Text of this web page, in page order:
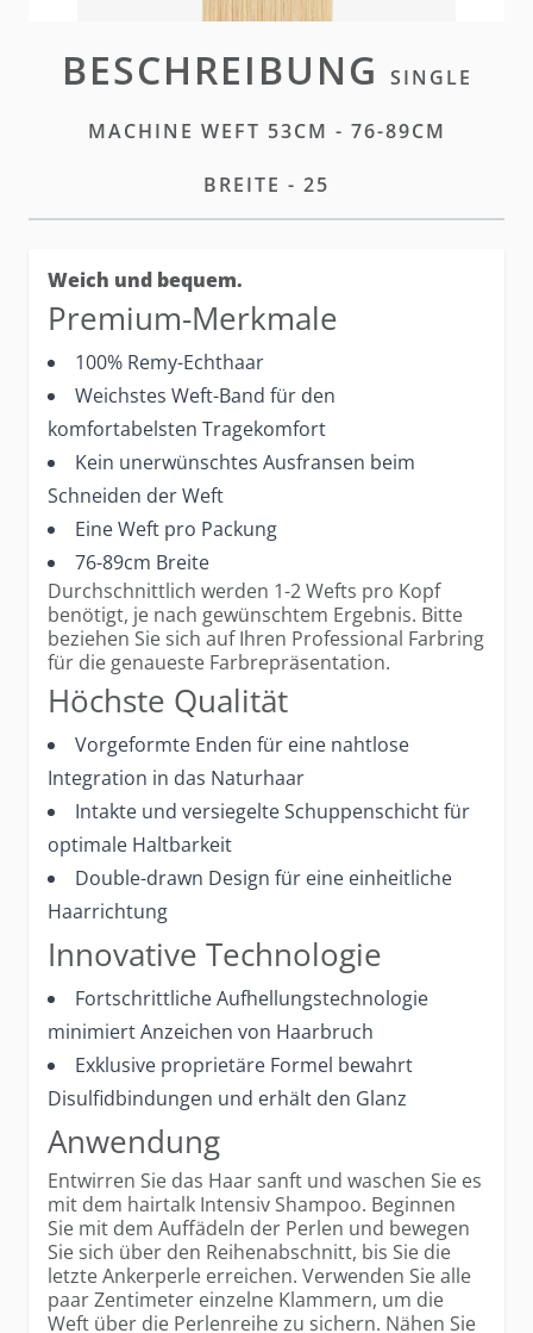
BESCHREIBUNG SINGLE
MACHINE WEFT 53CM - 76-89CM
BREITE - 25
Weich und bequem.
Premium-Merkmale
100% Remy-Echthaar
Weichstes Weft-Band für den
komfortabelsten Tragekomfort
Kein unerwünschtes Ausfransen beim
Schneiden der Weft
Eine Weft pro Packung
76-89cm Breite
Durchschnittlich werden 1-2 Wefts pro Kopf
benötigt, je nach gewünschtem Ergebnis. Bitte
beziehen Sie sich auf Ihren Professional Farbring
für die genaueste Farbrepräsentation.
Höchste Qualität
Vorgeformte Enden für eine nahtlose
Integration in das Naturhaar
Intakte und versiegelte Schuppenschicht für
optimale Haltbarkeit
Double-drawn Design für eine einheitliche
Haarrichtung
Innovative Technologie
Fortschrittliche Aufhellungstechnologie
minimiert Anzeichen von Haarbruch
Exklusive proprietäre Formel bewahrt
Disulfidbindungen und erhält den Glanz
Anwendung
Entwirren Sie das Haar sanft und waschen Sie es
mit dem hairtalk Intensiv Shampoo. Beginnen
Sie mit dem Auffädeln der Perlen und bewegen
Sie sich über den Reihenabschnitt, bis Sie die
letzte Ankerperle erreichen. Verwenden Sie alle
paar Zentimeter einzelne Klammern, um die
Weft über die Perlenreihe zu sichern. Nähen Sie